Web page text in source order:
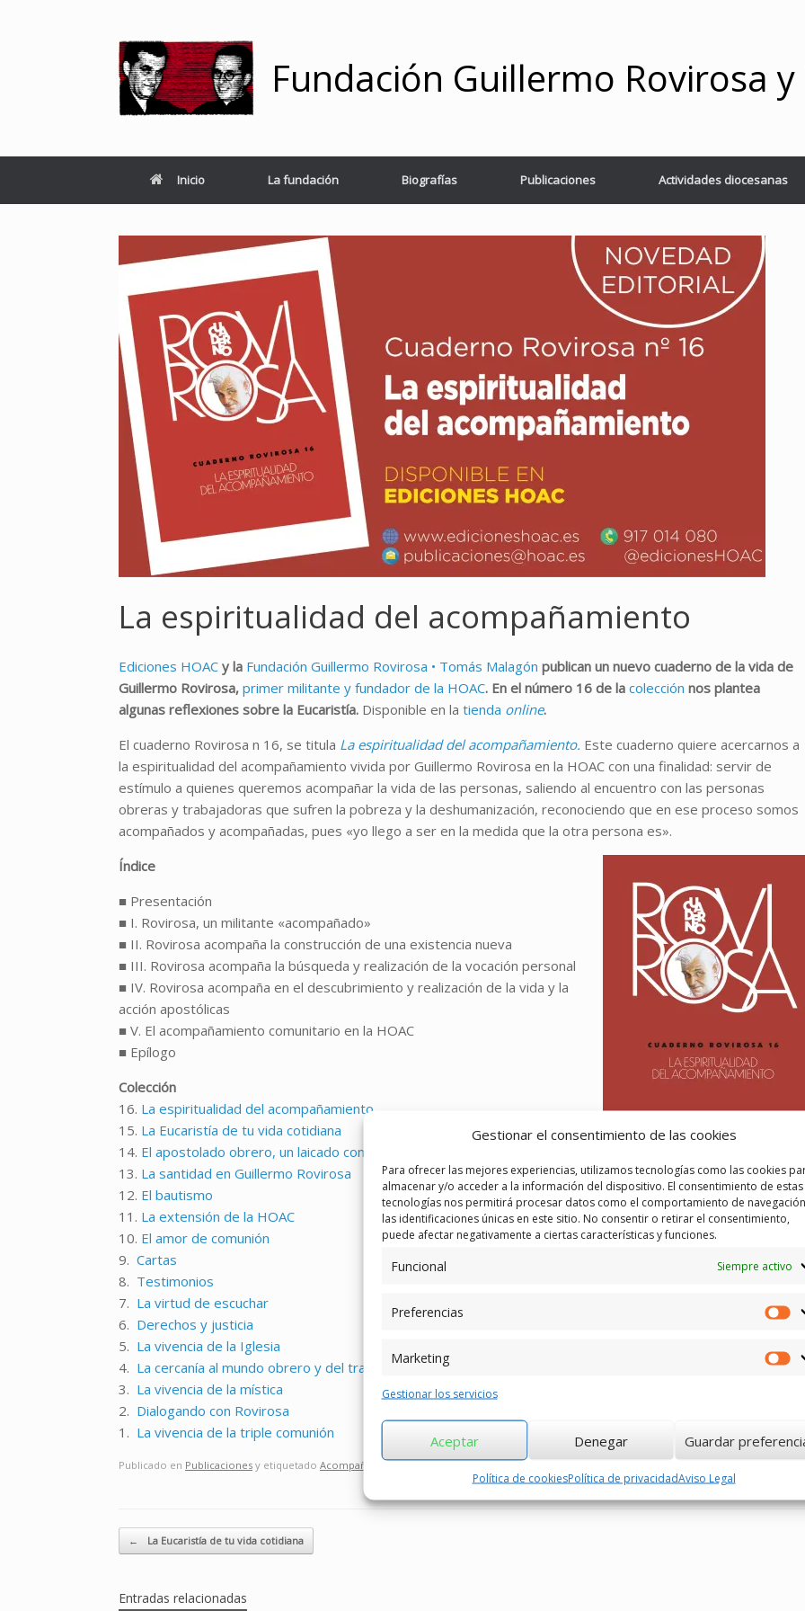
Gestionar el consentimiento de las cookies
Para ofrecer las mejores experiencias, utilizamos tecnologías como las cookies
almacenar y/o acceder a la información del dispositivo. El consentimiento de estas
tecnologías nos permitirá procesar datos como el comportamiento de
las identificaciones únicas en este sitio. No consentir o retirar el consentimiento,
puede afectar negativamente a ciertas características y funciones.
Funcional Siempre activo
Preferencias
Marketing
Gestionar los servicios
Aceptar Denegar Guardar
Política de cookiesPolítica de privacidadAviso Legal
Fundación Guillermo Rovirosa
Inicio La fundación Biografías Publicaciones Actividades diocesanas
La espiritualidad del acompañamiento
Ediciones HOAC y la Fundación Guillermo Rovirosa • Tomás Malagón publican un nuevo cuaderno de la vida de
Guillermo Rovirosa, primer militante y fundador de la HOAC. En el número 16 de la colección nos plantea
algunas reflexiones sobre la Eucaristía. Disponible en la tienda online.
El cuaderno Rovirosa n 16, se titula La espiritualidad del acompañamiento. Este cuaderno quiere acercarnos a
la espiritualidad del acompañamiento vivida por Guillermo Rovirosa en la HOAC con una finalidad: servir de
estímulo a quienes queremos acompañar la vida de las personas, saliendo al encuentro con las personas
obreras y trabajadoras que sufren la pobreza y la deshumanización, reconociendo que en ese proceso somos
acompañados y acompañadas, pues «yo llego a ser en la medida que la otra persona es».
Índice
■ Presentación
■ I. Rovirosa, un militante «acompañado»
■ II. Rovirosa acompaña la construcción de una existencia nueva
■ III. Rovirosa acompaña la búsqueda y realización de la vocación personal
■ IV. Rovirosa acompaña en el descubrimiento y realización de la vida y la
acción apostólicas
■ V. El acompañamiento comunitario en la HOAC
■ Epílogo
Colección
16. La espiritualidad del acompañamiento
15. La Eucaristía de tu vida cotidiana
14. El apostolado obrero, un laicado comprometido
13. La santidad en Guillermo Rovirosa
12. El bautismo
11. La extensión de la HOAC
10. El amor de comunión
9. Cartas
8. Testimonios
7. La virtud de escuchar
6. Derechos y justicia
5. La vivencia de la Iglesia
4. La cercanía al mundo obrero y del trabajo
3. La vivencia de la mística
2. Dialogando con Rovirosa
1. La vivencia de la triple comunión
Publicado en Publicaciones y etiquetado Acompañamiento,Cuadernos Rovirosa.
Navegador de artículos
← La Eucaristía de tu vida cotidiana
Entradas relacionadas